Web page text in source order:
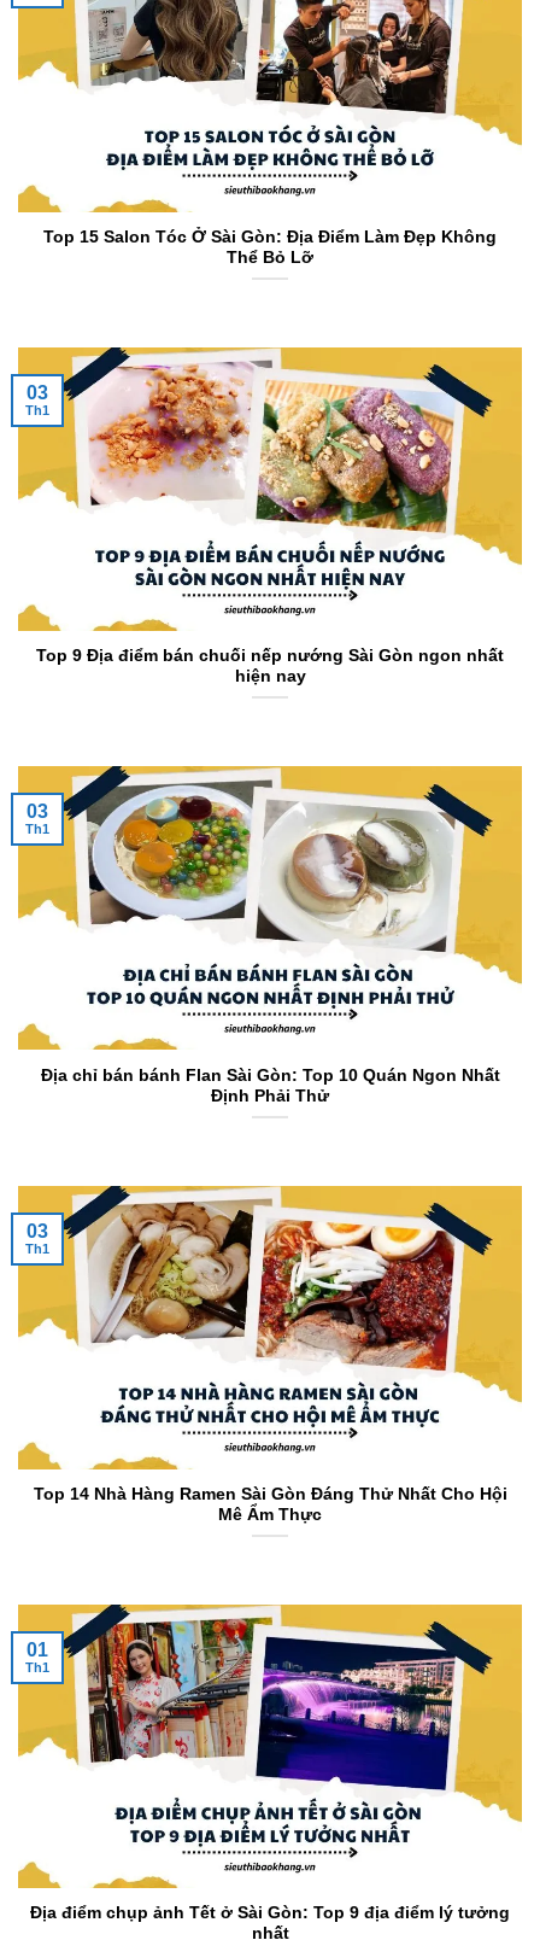
Top 15 Salon Tóc Ở Sài Gòn: Địa Điểm Làm Đẹp Không
Thể Bỏ Lỡ
Top 9 Địa điểm bán chuối nếp nướng Sài Gòn ngon nhất
hiện nay
03
Th1
Địa chỉ bán bánh Flan Sài Gòn: Top 10 Quán Ngon Nhất
Định Phải Thử
03
Th1
Top 14 Nhà Hàng Ramen Sài Gòn Đáng Thử Nhất Cho Hội
Mê Ẩm Thực
03
Th1
Địa điểm chụp ảnh Tết ở Sài Gòn: Top 9 địa điểm lý tưởng
nhất
01
Th1